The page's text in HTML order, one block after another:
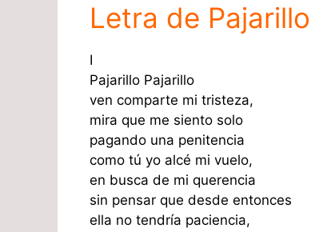
Letra de Pajarillo
I
Pajarillo Pajarillo
ven comparte mi tristeza,
mira que me siento solo
pagando una penitencia
como tú yo alcé mi vuelo,
en busca de mi querencia
sin pensar que desde entonces
ella no tendría paciencia,